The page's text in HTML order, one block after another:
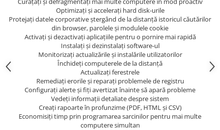
Optimizați și accelerați hard disk-urile
Protejați datele corporative ștergând de la distanță istoricul căutărilor
din browser, parolele și modulele cookie
Activați și dezactivați aplicațiile pentru o pornire mai rapidă
Instalați și dezinstalați software-ul
Monitorizați actualizările și instalările utilizatorilor
Închideți computerele de la distanță
Actualizați ferestrele
Remediați erorile și reparați problemele de registru
Configurați alerte și fiți avertizat înainte să apară probleme
Vedeți informații detaliate despre sistem
Creați rapoarte în profunzime (PDF, HTML și CSV)
Economisiți timp prin programarea sarcinilor pentru mai multe
computere simultan